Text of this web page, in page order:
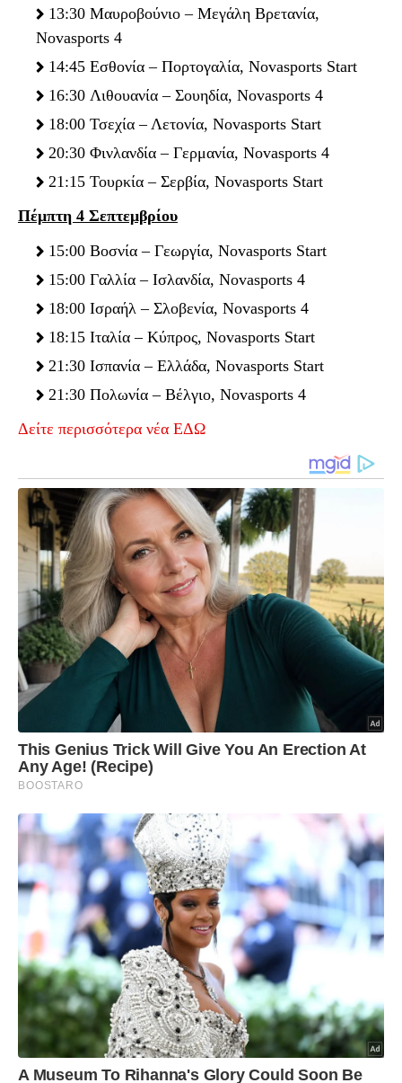
13:30 Μαυροβούνιο – Μεγάλη Βρετανία,
Novasports 4
14:45 Εσθονία – Πορτογαλία, Novasports Start
16:30 Λιθουανία – Σουηδία, Novasports 4
18:00 Τσεχία – Λετονία, Novasports Start
20:30 Φινλανδία – Γερμανία, Novasports 4
21:15 Τουρκία – Σερβία, Novasports Start
Πέμπτη 4 Σεπτεμβρίου
15:00 Βοσνία – Γεωργία, Novasports Start
15:00 Γαλλία – Ισλανδία, Novasports 4
18:00 Ισραήλ – Σλοβενία, Novasports 4
18:15 Ιταλία – Κύπρος, Novasports Start
21:30 Ισπανία – Ελλάδα, Novasports Start
21:30 Πολωνία – Βέλγιο, Novasports 4
Δείτε περισσότερα νέα ΕΔΩ